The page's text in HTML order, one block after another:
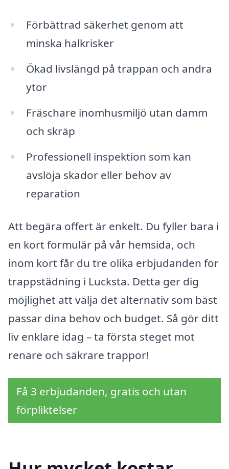
Förbättrad säkerhet genom att
minska halkrisker
Ökad livslängd på trappan och andra
ytor
Fräschare inomhusmiljö utan damm
och skräp
Professionell inspektion som kan
avslöja skador eller behov av
reparation
Att begära offert är enkelt. Du fyller bara i
en kort formulär på vår hemsida, och
inom kort får du tre olika erbjudanden för
trappstädning i Lucksta. Detta ger dig
möjlighet att välja det alternativ som bäst
passar dina behov och budget. Så gör ditt
liv enklare idag – ta första steget mot
renare och säkrare trappor!
Få 3 erbjudanden, gratis och utan
förpliktelser